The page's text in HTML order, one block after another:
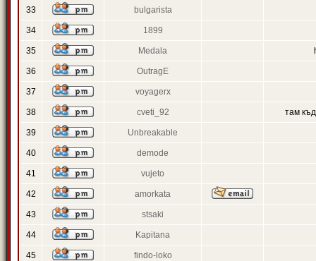
33 bulgarista
34 1899
35 Medala
36 OutragE
37 voyagerx
38 cveti_92 там
39 Unbreakable
40 demode
41 vujeto
42 amorkata
43 stsaki
44 Kapitana
45 findo-loko